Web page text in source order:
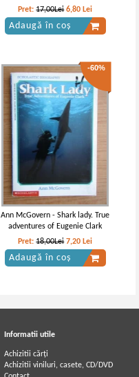
Pret:17,00Lei 6,80 Lei
Adaugă în coș
-60%
Ann McGovern - Shark lady. True
adventures of Eugenie Clark
Pret:18,00Lei 7,20 Lei
Adaugă în coș
Informatii utile
Achizitii cărți
Achizitii viniluri, casete, CD/DVD